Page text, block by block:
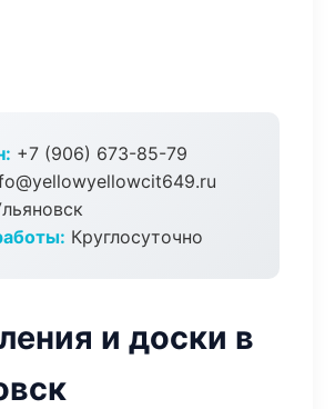
+7 (906) 673-85-79
Круглосуточно
и доски в